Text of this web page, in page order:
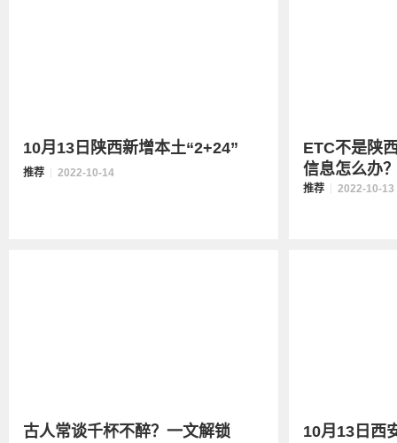
10月13日陕西新增本土“2+24”
推荐 2022-10-14
ETC不是陕
信息怎么办
推荐 2022-10-13
古人常谈千杯不醉？一文解锁
10月13日西